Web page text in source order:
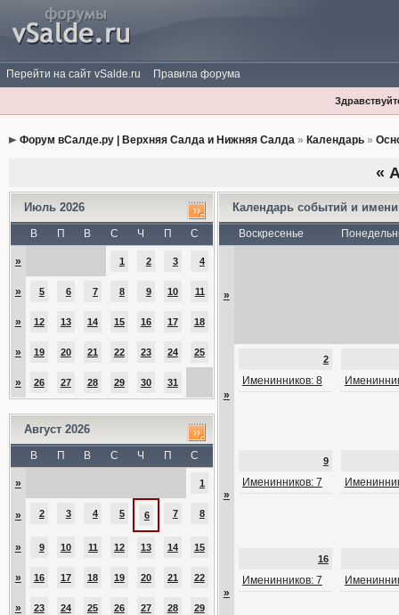
Перейти на сайт vSalde.ru Правила форума
Форум вСалде.ру | Верхняя Салда и Нижняя Салда» Календарь»
«
Июль 2026
В П В С Ч П С
» 1 2 3 4
» 5 6 7 8 9 10 11
» 12 13 14 15 16 17 18
» 19 20 21 22 23 24 25
» 26 27 28 29 30 31
Август 2026
В П В С Ч П С
» 1
» 2 3 4 5 6 7 8
» 9 10 11 12 13 14 15
» 16 17 18 19 20 21 22
» 23 24 25 26 27 28 29
Календарь событий и
Воскресенье
»
»
2
Именинников: 8
»
9
Именинников: 7
»
16
Именинников: 7